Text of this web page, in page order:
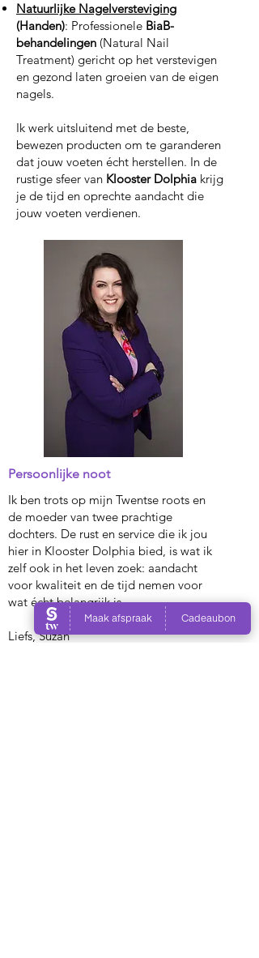
Persoonlijke noot
Ik ben trots op mijn Twentse roots en
de moeder van twee prachtige
dochters. De rust en service die ik jou
hier in Klooster Dolphia bied, is wat ik
zelf ook in het leven zoek: aandacht
voor kwaliteit en de tijd nemen voor
wat écht belangrijk is.
Liefs, Suzan
Natuurlijke Nagelversteviging
(Handen): Professionele BiaB-
behandelingen (Natural Nail
Treatment) gericht op het verstevigen
en gezond laten groeien van de eigen
nagels.
Ik werk uitsluitend met de beste,
bewezen producten om te garanderen
dat jouw voeten écht herstellen. In de
rustige sfeer van Klooster Dolphia krijg
je de tijd en oprechte aandacht die
jouw voeten verdienen.